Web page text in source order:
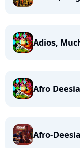
Adios,
Afro Deesia
Afro-Deesia